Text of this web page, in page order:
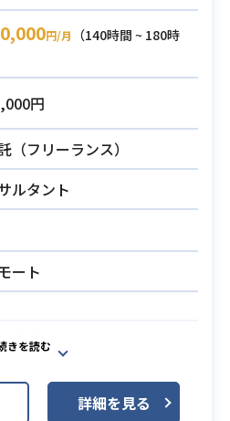
、
後の稼働確認まで一連の工
せします。
面談時にお伝えいたしま
ネットワーク機能（Transit
、Route Table）の設計・
よびテストの計画・実施経
関プロジェクトにおけるCC
管理委員会）への変更要求対
変更申請を自力で対応でき
円/月
（140時間 ~ 180時
円
（フリーランス）
ルタント
ート
省系の公共案件における、
の初期検討・提案支援業務
いただきます。
から規模算定、見積検討、
詳細を見る